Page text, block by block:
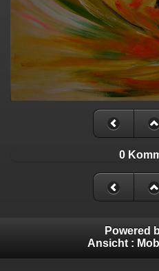
0
Powered
Ansicht :